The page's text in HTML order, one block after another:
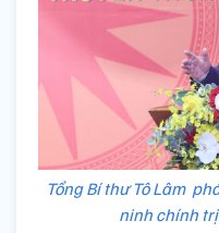
Tổng Bí thư Tô Lâm
ninh chính trị